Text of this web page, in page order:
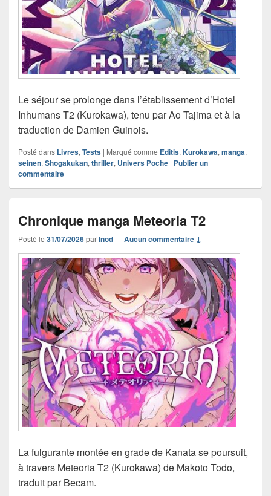
Le séjour se prolonge dans l’établissement d’Hotel
Inhumans T2 (Kurokawa), tenu par Ao Tajima et à la
traduction de Damien Guinois.
Posté dans Livres, Tests | Marqué comme Editis, Kurokawa, manga,
seinen, Shogakukan, thriller, Univers Poche | Publier un
commentaire
Chronique manga Meteoria T2
Posté le 31/07/2026parInod—Aucun commentaire ↓
La fulgurante montée en grade de Kanata se poursuit,
à travers Meteoria T2 (Kurokawa) de Makoto Todo,
traduit par Becam.